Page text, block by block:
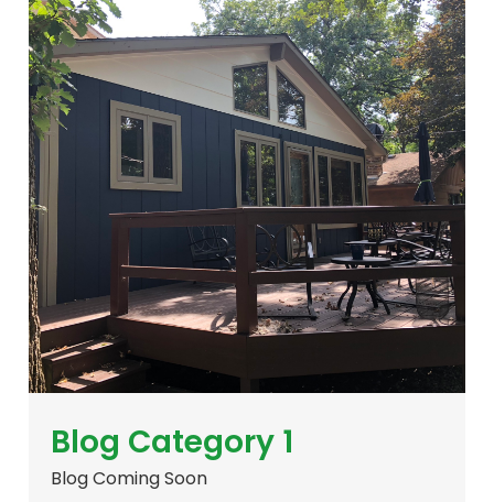
Blog Category 1
Blog Coming Soon